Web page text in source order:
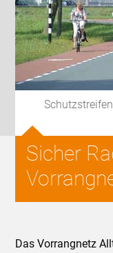
Sicher
Das Vorrangnetz